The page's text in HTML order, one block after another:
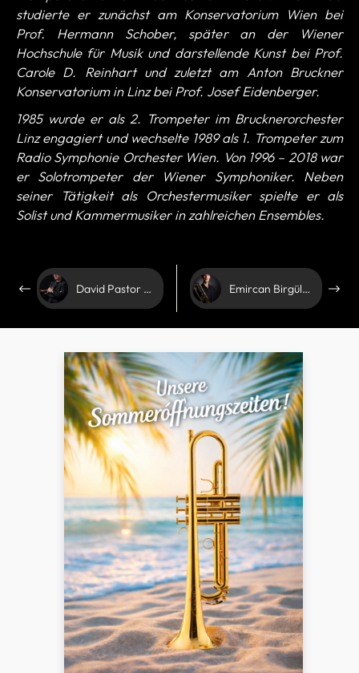
studierte er zunächst am Konservatorium Wien bei
Prof. Hermann Schober, später an der Wiener
Hochschule für Musik und darstellende Kunst bei Prof.
Carole D. Reinhart und zuletzt am Anton Bruckner
Konservatorium in Linz bei Prof. Josef Eidenberger.
1985 wurde er als 2. Trompeter im Brucknerorchester
Linz engagiert und wechselte 1989 als 1. Trompeter zum
Radio Symphonie Orchester Wien. Von 1996 – 2018 war
er Solotrompeter der Wiener Symphoniker. Neben
seiner Tätigkeit als Orchestermusiker spielte er als
Solist und Kammermusiker in zahlreichen Ensembles.
David Pastor - Schagerl Artist Emircan Birgül - Schagerl Artist